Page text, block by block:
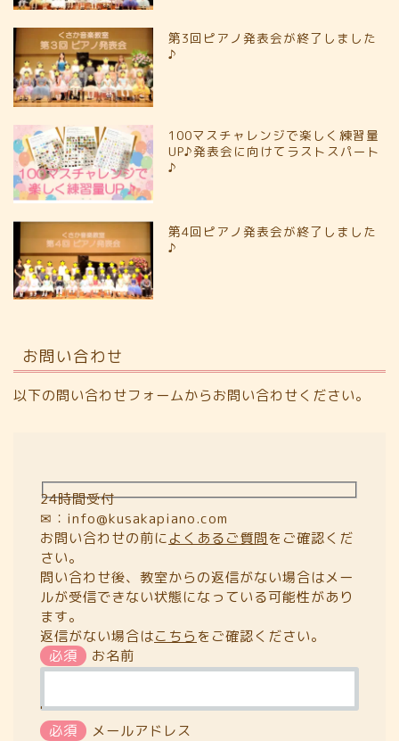
第3回ピアノ発表会が終了しました
♪
100マスチャレンジで楽しく練習量
UP♪発表会に向けてラストスパート
♪
第4回ピアノ発表会が終了しました
♪
お問い合わせ
以下の問い合わせフォームからお問い合わせください。
24時間受付
✉：info@kusakapiano.com
お問い合わせの前によくあるご質問をご確認くだ
さい。
問い合わせ後、教室からの返信がない場合はメー
ルが受信できない状態になっている可能性があり
ます。
返信がない場合はこちら をご確認ください。
必須
お名前
'
必須
メールアドレス